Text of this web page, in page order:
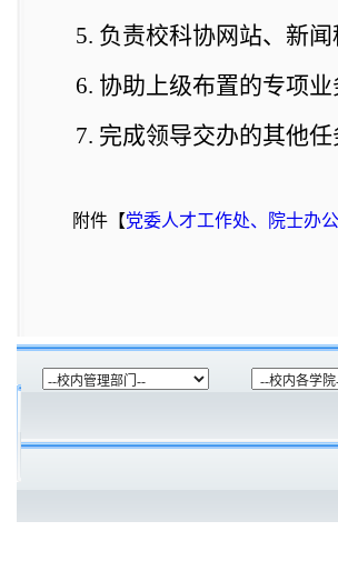
5. 负责校科协网站、新
6. 协助上级布置的专项
7. 完成领导交办的其他任
附件【党委人才工作处、院士办